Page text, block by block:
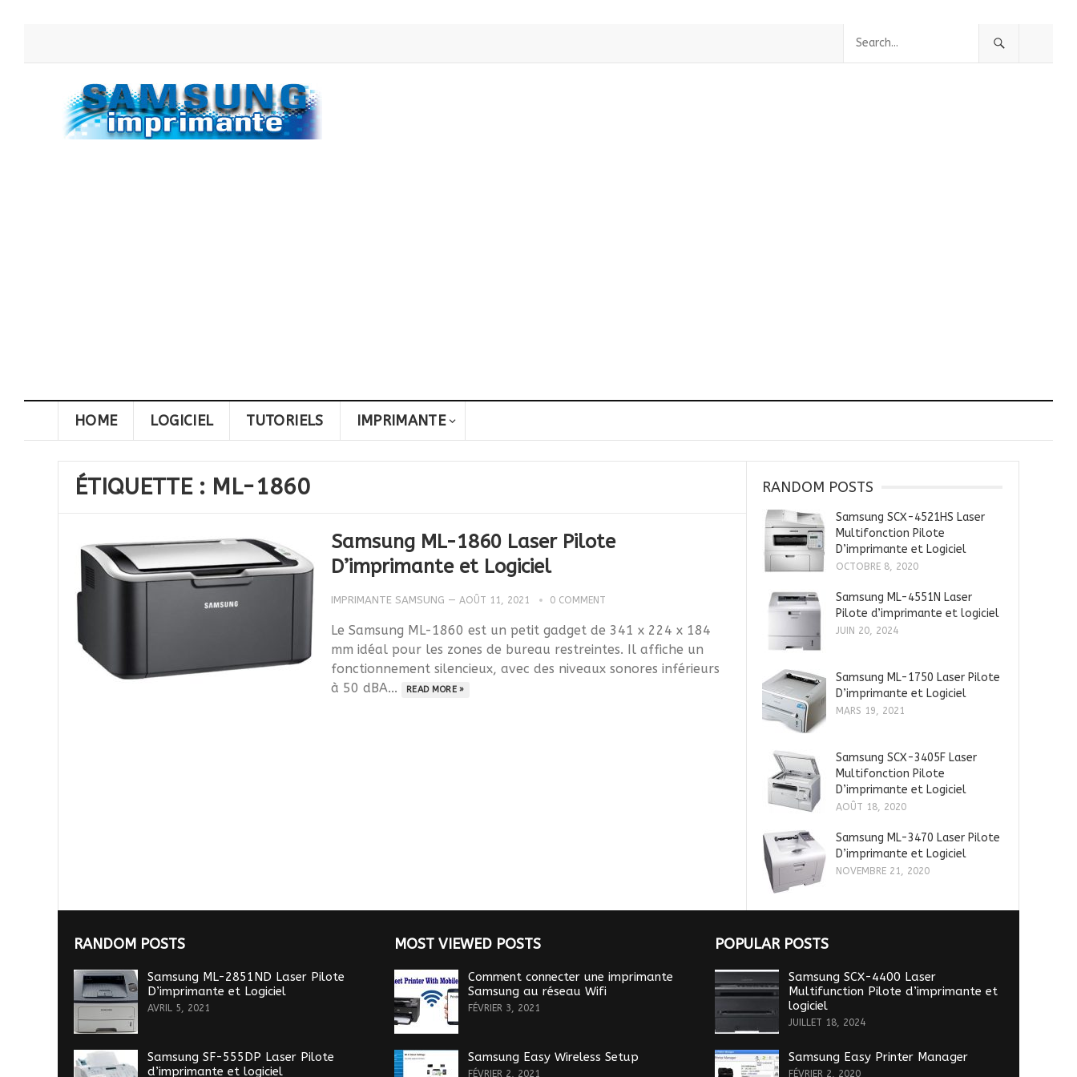
HOME LOGICIEL TUTORIELS IMPRIMANTE
ÉTIQUETTE : ML-1860
Samsung ML-1860 Laser Pilote
D’imprimante et Logiciel
IMPRIMANTE SAMSUNG — AOÛT 11, 2021 0 COMMENT
Le Samsung ML-1860 est un petit gadget de 341 x 224 x 184
mm idéal pour les zones de bureau restreintes. Il affiche un
fonctionnement silencieux, avec des niveaux sonores inférieurs
à 50 dBA...
READ MORE »
RANDOM POSTS
Samsung SCX-4521HS Laser
Multifonction Pilote
D’imprimante et Logiciel
OCTOBRE 8, 2020
Samsung ML-4551N Laser
Pilote d’imprimante et logiciel
JUIN 20, 2024
Samsung ML-1750 Laser Pilote
D’imprimante et Logiciel
MARS 19, 2021
Samsung SCX-3405F Laser
Multifonction Pilote
D’imprimante et Logiciel
AOÛT 18, 2020
Samsung ML-3470 Laser Pilote
D’imprimante et Logiciel
NOVEMBRE 21, 2020
RANDOM POSTS
Samsung ML-2851ND Laser Pilote
D’imprimante et Logiciel
AVRIL 5, 2021
Samsung SF-555DP Laser Pilote
d’imprimante et logiciel
MOST VIEWED POSTS
Comment connecter une imprimante
Samsung au réseau Wifi
FÉVRIER 3, 2021
Samsung Easy Wireless Setup
FÉVRIER 2, 2021
POPULAR POSTS
Samsung SCX-4400 Laser
Multifunction Pilote d’imprimante et
logiciel
JUILLET 18, 2024
Samsung Easy Printer Manager
FÉVRIER 2, 2020